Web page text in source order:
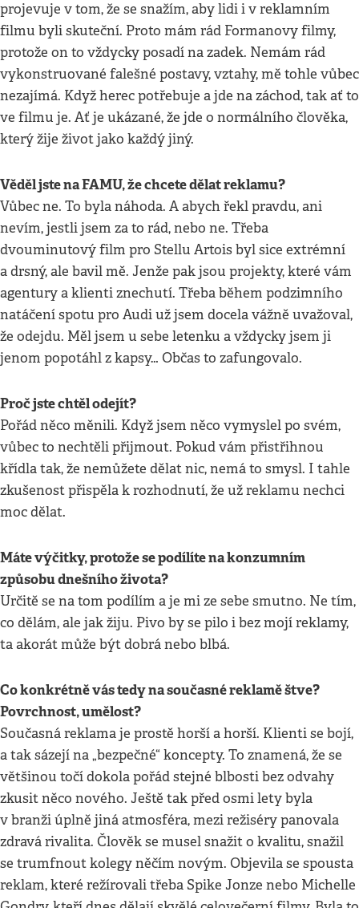
projevuje v tom, že se snažím, aby lidi i v reklamním
filmu byli skuteční. Proto mám rád Formanovy filmy,
protože on to vždycky posadí na zadek. Nemám rád
vykonstruované falešné postavy, vztahy, mě tohle vůbec
nezajímá. Když herec potřebuje a jde na záchod, tak ať to
ve filmu je. Ať je ukázané, že jde o normálního člověka,
který žije život jako každý jiný.
Věděl jste na FAMU, že chcete dělat reklamu?
Vůbec ne. To byla náhoda. A abych řekl pravdu, ani
nevím, jestli jsem za to rád, nebo ne. Třeba
dvouminutový film pro Stellu Artois byl sice extrémní
a drsný, ale bavil mě. Jenže pak jsou projekty, které vám
agentury a klienti znechutí. Třeba během podzimního
natáčení spotu pro Audi už jsem docela vážně uvažoval,
že odejdu. Měl jsem u sebe letenku a vždycky jsem ji
jenom popotáhl z kapsy… Občas to zafungovalo.
Proč jste chtěl odejít?
Pořád něco měnili. Když jsem něco vymyslel po svém,
vůbec to nechtěli přijmout. Pokud vám přistřihnou
křídla tak, že nemůžete dělat nic, nemá to smysl. I tahle
zkušenost přispěla k rozhodnutí, že už reklamu nechci
moc dělat.
Máte výčitky, protože se podílíte na konzumním
způsobu dnešního života?
Určitě se na tom podílím a je mi ze sebe smutno. Ne tím,
co dělám, ale jak žiju. Pivo by se pilo i bez mojí reklamy,
ta akorát může být dobrá nebo blbá.
Co konkrétně vás tedy na současné reklamě štve?
Povrchnost, umělost?
Současná reklama je prostě horší a horší. Klienti se bojí,
a tak sázejí na „bezpečné“ koncepty. To znamená, že se
většinou točí dokola pořád stejné blbosti bez odvahy
zkusit něco nového. Ještě tak před osmi lety byla
v branži úplně jiná atmosféra, mezi režiséry panovala
zdravá rivalita. Člověk se musel snažit o kvalitu, snažil
se trumfnout kolegy něčím novým. Objevila se spousta
reklam, které režírovali třeba Spike Jonze nebo Michelle